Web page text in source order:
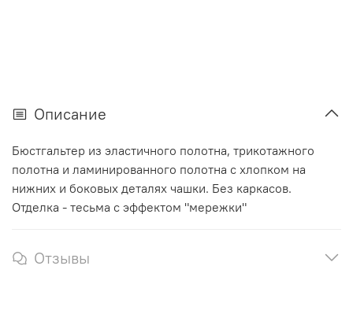
Описание
Бюстгальтер из эластичного полотна, трикотажного
полотна и ламинированного полотна с хлопком на
нижних и боковых деталях чашки. Без каркасов.
Отделка - тесьма с эффектом "мережки"
Отзывы